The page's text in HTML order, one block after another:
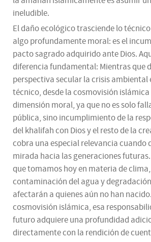
ineludible.
El daño ecológico trasciende lo
algo profundamente moral: es el
pacto sagrado adquirido ante Dios.
diferencia fundamental: Mientras que
perspectiva secular la crisis ambiental
técnico, desde la cosmovisión
dimensión moral, ya que no es solo
pública, sino incumplimiento de la
del khalifah con Dios y el resto de la
cobra una especial relevancia cuando
mirada hacia las generaciones
que tomamos hoy en materia de
contaminación del agua y
afectarán a quienes aún no han
cosmovisión islámica, esa
futuro adquiere una profundidad
directamente con la rendición de